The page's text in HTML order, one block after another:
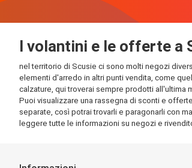
I volantini e le offerte a
nel territorio di Scusie ci sono molti negozi
elementi d'arredo in altri punti vendita, come
calzature, qui troverai sempre prodotti all'ultima
Puoi visualizzare una rassegna di sconti e
separate, così potrai trovarli e paragonarli con
leggere tutte le informazioni su negozi e